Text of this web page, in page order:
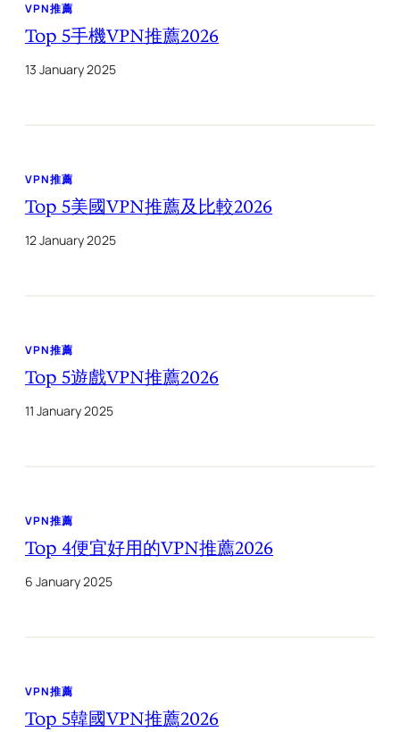
VPN推薦
Top 5手機VPN推薦2026
13 January 2025
VPN推薦
Top 5美國VPN推薦及比較2026
12 January 2025
VPN推薦
Top 5遊戲VPN推薦2026
11 January 2025
VPN推薦
Top 4便宜好用的VPN推薦2026
6 January 2025
VPN推薦
Top 5韓國VPN推薦2026